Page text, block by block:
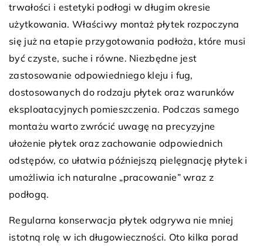
trwałości i estetyki podłogi w długim okresie
użytkowania. Właściwy montaż płytek rozpoczyna
się już na etapie przygotowania podłoża, które musi
być czyste, suche i równe. Niezbędne jest
zastosowanie odpowiedniego kleju i fug,
dostosowanych do rodzaju płytek oraz warunków
eksploatacyjnych pomieszczenia. Podczas samego
montażu warto zwrócić uwagę na precyzyjne
ułożenie płytek oraz zachowanie odpowiednich
odstępów, co ułatwia późniejszą pielęgnację płytek i
umożliwia ich naturalne „pracowanie” wraz z
podłogą.
Regularna konserwacja płytek odgrywa nie mniej
istotną rolę w ich długowieczności. Oto kilka porad